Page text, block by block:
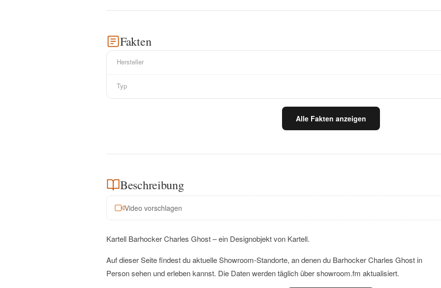
Fakten
Hersteller
Typ
Alle Fakten anzeigen
Beschreibung
Video vorschlagen
Kartell Barhocker Charles Ghost – ein Designobjekt von Kartell.
Auf dieser Seite findest du aktuelle Showroom-Standorte, an denen du Barhocker Charles Ghost in
Person sehen und erleben kannst. Die Daten werden täglich über showroom.fm aktualisiert.